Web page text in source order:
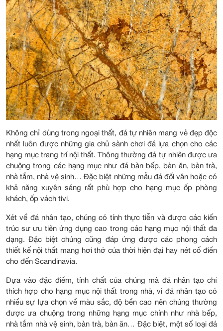
Không chỉ dùng trong ngoại thất, đá tự nhiên mang vẻ đẹp độc
nhất luôn được những gia chủ sành chơi đá lựa chọn cho các
hạng mục trang trí nội thất. Thông thường đá tự nhiên được ưa
chuộng trong các hạng mục như đá bàn bếp, bàn ăn, bàn trà,
nhà tắm, nhà vệ sinh… Đặc biệt những mẫu đá đối vân hoặc có
khả năng xuyên sáng rất phù hợp cho hạng mục ốp phòng
khách, ốp vách tivi.
Xét về đá nhân tạo, chúng có tính thực tiễn và được các kiến
trúc sư ưu tiên ứng dụng cao trong các hạng mục nội thất đa
dạng. Đặc biệt chúng cũng đáp ứng được các phong cách
thiết kế nội thất mang hơi thở của thời hiện đại hay nét cổ điển
cho đến Scandinavia.
Dựa vào đặc điểm, tính chất của chúng mà đá nhân tạo chỉ
thích hợp cho hạng mục nội thất trong nhà, vì đá nhân tạo có
nhiều sự lựa chọn về màu sắc, độ bền cao nên chúng thường
được ưa chuộng trong những hạng mục chính như nhà bếp,
nhà tắm nhà vệ sinh, bàn trà, bàn ăn… Đặc biệt, một số loại đá